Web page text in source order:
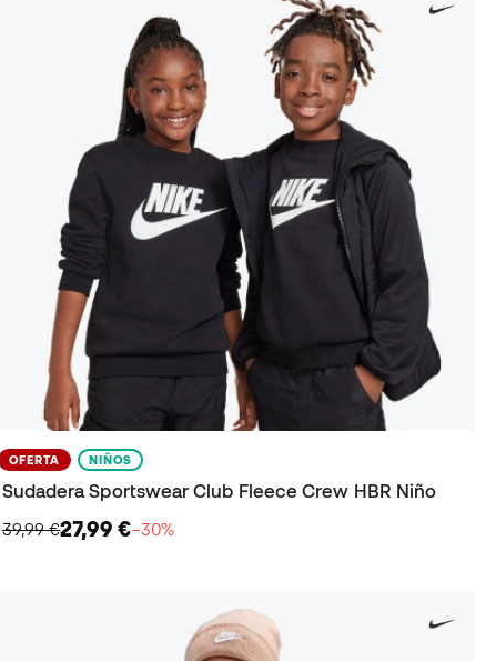
OFERTA NIÑOS
Sudadera Sportswear Club Fleece Crew HBR Niño
39,99 €27,99 €−30%